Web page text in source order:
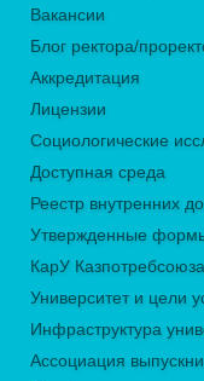
Вакансии
Блог ректора/
Аккредитация
Лицензии
Социологические
Доступная среда
Реестр внутренних
Утвержденные
КарУ Казпотребсоюза
Университет и цели
Инфраструктура
Ассоциация